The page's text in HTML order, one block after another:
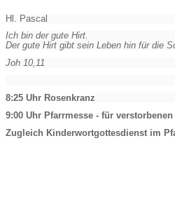
Hl. Pascal
Ich bin der gute Hirt.
Der gute Hirt gibt sein Leben hin für die
Joh 10,11
8:25 Uhr Rosenkranz
9:00 Uhr Pfarrmesse - für
Zugleich Kinderwortgottesdienst im